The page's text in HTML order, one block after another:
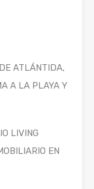
ATLÁNTIDA,
A LA PLAYA Y
LIVING
EN